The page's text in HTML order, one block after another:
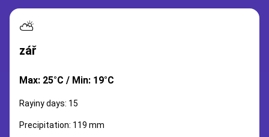
⛅
zář
Max: 25°C / Min: 19°C
Rayiny days: 15
Precipitation: 119 mm